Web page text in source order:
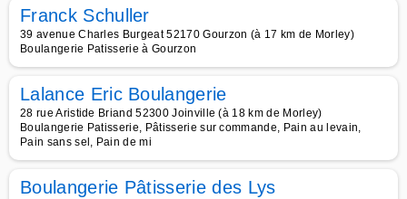
Franck Schuller
39 avenue Charles Burgeat 52170 Gourzon (à 17 km de Morley)
Boulangerie Patisserie à Gourzon
Lalance Eric Boulangerie
28 rue Aristide Briand 52300 Joinville (à 18 km de Morley)
Boulangerie Patisserie, Pâtisserie sur commande, Pain au levain,
Pain sans sel, Pain de mi
Boulangerie Pâtisserie des Lys